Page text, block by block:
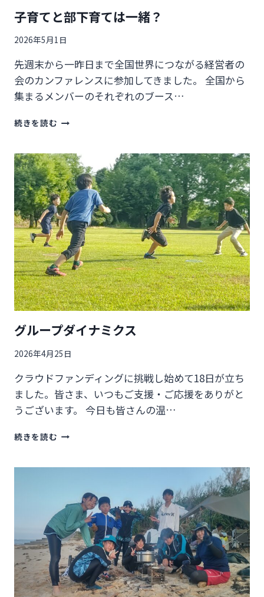
子育てと部下育ては一緒？
2026年5月1日
先週末から一昨日まで全国世界につながる経営者の
会のカンファレンスに参加してきました。 全国から
集まるメンバーのそれぞれのブース…
続きを読む
と
部
下
育
て
は
一
緒？
グループダイナミクス
2026年4月25日
クラウドファンディングに挑戦し始めて18日が立ち
ました。皆さま、いつもご支援・ご応援をありがと
うございます。 今日も皆さんの温…
続きを読む
プ
ナ
ミ
ク
ス